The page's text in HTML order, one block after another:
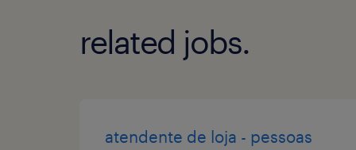
related jobs.
atendente de loja - pessoas